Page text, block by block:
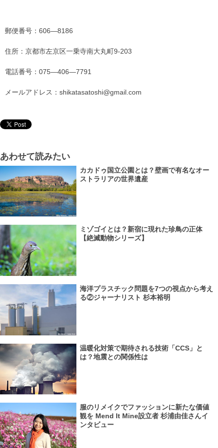
郵便番号：606―8186
住所：京都市左京区一乗寺南大丸町9-203
電話番号：075―406―7791
メールアドレス：shikatasatoshi@gmail.com
あわせて読みたい
カカドゥ国立公園とは？壁画で有名なオー
ストラリアの世界遺産
ミゾゴイとは？新宿に現れた珍鳥の正体
【絶滅動物シリーズ】
海洋プラスチック問題を7つの視点から考え
る②ジャーナリスト 杉本裕明
温暖化対策で期待される技術「CCS」と
は？地震との関係性は
服のリメイクでファッションに新たな価値
観を Mend It Mine設立者 杉浦由佳さんイ
ンタビュー